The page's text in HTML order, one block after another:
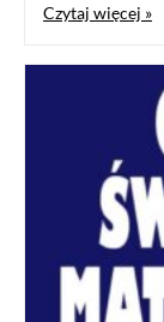
Czytaj więcej »